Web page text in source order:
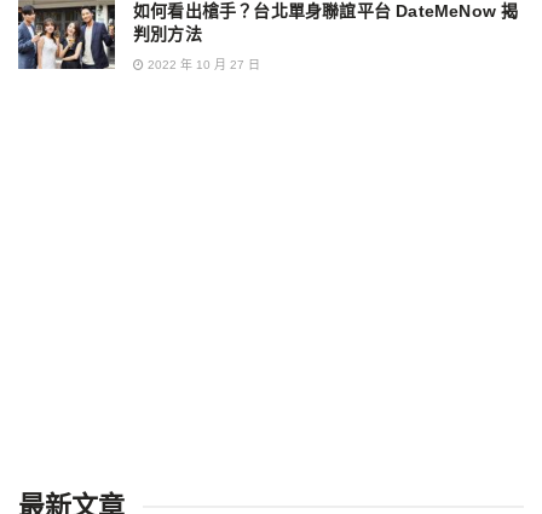
如何看出槍手？台北單身聯誼平台 DateMeNow 揭
判別方法
2022 年 10 月 27 日
最新文章